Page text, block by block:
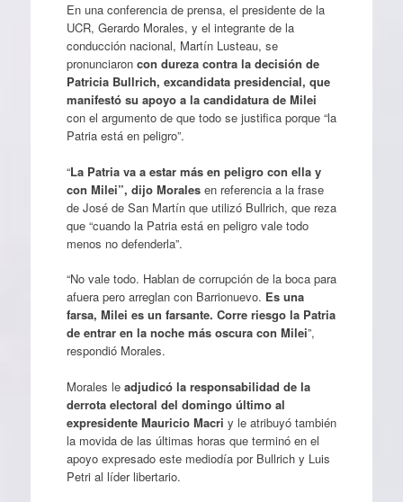
En una conferencia de prensa, el presidente de la
UCR, Gerardo Morales, y el integrante de la
conducción nacional, Martín Lusteau, se
pronunciaroncon dureza contra la decisión de
Patricia Bullrich, excandidata presidencial, que
manifestó su apoyo a la candidatura de Milei
con el argumento de que todo se justifica porque “la
Patria está en peligro”.
“La Patria va a estar más en peligro con ella y
con Milei”, dijo Morales en referencia a la frase
de José de San Martín que utilizó Bullrich, que reza
que “cuando la Patria está en peligro vale todo
menos no defenderla”.
“No vale todo. Hablan de corrupción de la boca para
afuera pero arreglan con Barrionuevo. Es una
farsa, Milei es un farsante. Corre riesgo la Patria
de entrar en la noche más oscura con Milei”,
respondió Morales.
Morales le adjudicó la responsabilidad de la
derrota electoral del domingo último al
expresidente Mauricio Macri y le atribuyó también
la movida de las últimas horas que terminó en el
apoyo expresado este mediodía por Bullrich y Luis
Petri al líder libertario.